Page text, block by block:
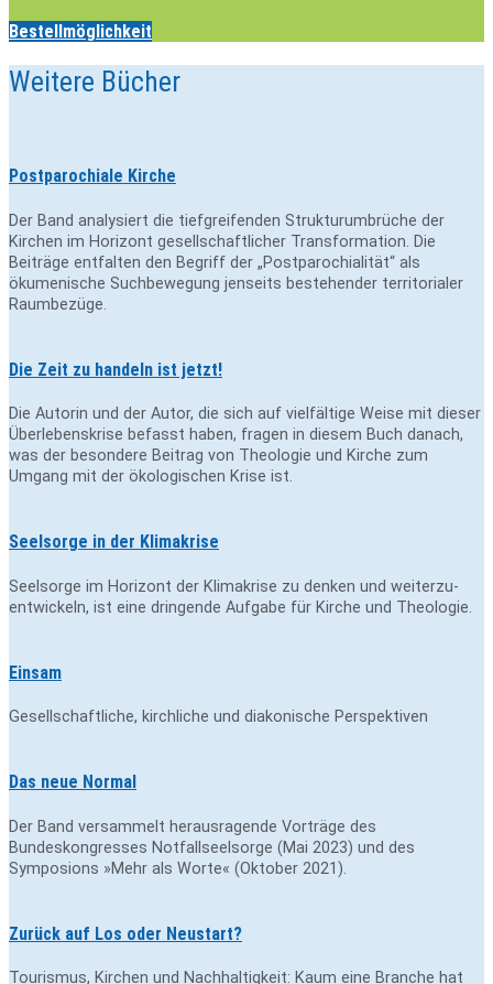
Bestellmöglichkeit
Weitere Bücher
Postparochiale Kirche
Der Band analysiert die tiefgreifenden Strukturumbrüche der
Kirchen im Horizont gesellschaftlicher Transformation. Die
Beiträge entfalten den Begriff der „Postparochialität“ als
ökumenische Suchbewegung jenseits bestehender territorialer
Raumbezüge.
Die Zeit zu handeln ist jetzt!
Die Autorin und der Autor, die sich auf vielfältige Weise mit dieser
Überlebenskrise befasst haben, fragen in diesem Buch danach,
was der besondere Beitrag von Theologie und Kirche zum
Umgang mit der ökologischen Krise ist.
Seelsorge in der Klimakrise
Seelsorge im Horizont der Klimakrise zu denken und weiterzu­
entwickeln, ist eine dringende Aufgabe für Kirche und Theologie.
Einsam
Gesellschaftliche, kirchliche und diakonische Perspektiven
Das neue Normal
Der Band versammelt herausragende Vorträge des
Bundeskongresses Notfallseelsorge (Mai 2023) und des
Symposions »Mehr als Worte« (Oktober 2021).
Zurück auf Los oder Neustart?
Tourismus, Kirchen und Nachhaltigkeit: Kaum eine Branche hat